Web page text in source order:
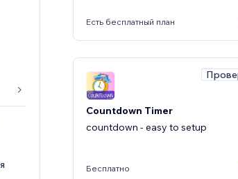
Есть бесплатный план
Countdown Timer
countdown - easy to setup
Бесплатно